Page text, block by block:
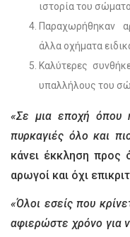
ιστορία του
Παραχωρήθηκαν
άλλα οχήματα
Καλύτερες
υπαλλήλους του
«Σε μια εποχή όπου
πυρκαγιές όλο και
κάνει έκκληση προς
αρωγοί και όχι
«Όλοι εσείς που
αφιερώστε χρόνο για